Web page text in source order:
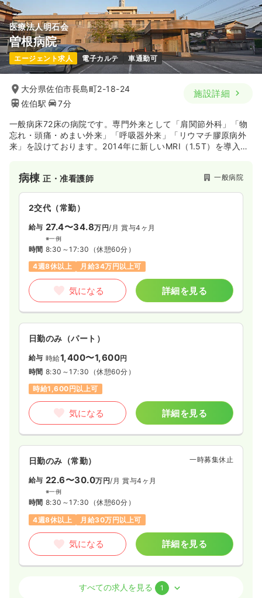
医療法人明石会
曽根病院
エージェント求人 電子カルテ 車通勤可
大分県佐伯市長島町2-18-24
佐伯駅
7分
施設詳細
一般病床72床の病院です。専門外来として「肩関節外科」「物
忘れ・頭痛・めまい外来」「呼吸器外来」「リウマチ膠原病外
来」を設けております。2014年に新しいMRI（1.5T）を導入
地域医療の発展に貢献しています。
病棟正・准看護師 一般病院
2交代（常勤）
給与 27.4〜34.8万円/月 賞与4ヶ月
※一例
時間 8:30～17:30 （休憩60分）
4週8休以上
月給34万円以上可
気になる 詳細を見る
日勤のみ（パート）
給与 時給1,400〜1,600円
時間 8:30～17:30 （休憩60分）
時給1,600円以上可
気になる 詳細を見る
日勤のみ（常勤） 一時募集休止
給与 22.6〜30.0万円/月 賞与4ヶ月
※一例
時間 8:30～17:30 （休憩60分）
4週8休以上
月給30万円以上可
気になる 詳細を見る
正・准看護師すべての求人を見る 1